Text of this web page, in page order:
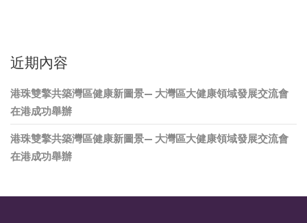
近期內容
港珠雙擎共築灣區健康新圖景— 大灣區大健康領域發展交流會
在港成功舉辦
港珠雙擎共築灣區健康新圖景— 大灣區大健康領域發展交流會
在港成功舉辦